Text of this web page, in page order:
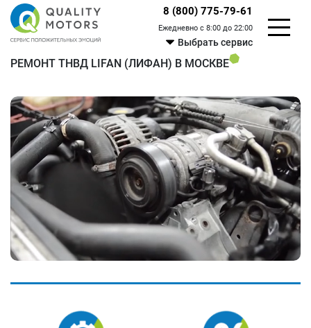
8 (800) 775-79-61
Ежедневно с 8:00 до 22:00
Выбрать сервис
РЕМОНТ ТНВД LIFAN (ЛИФАН) В МОСКВЕ